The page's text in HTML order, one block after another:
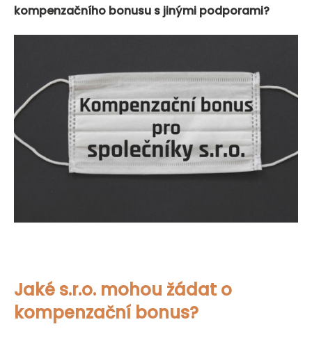
kompenzačního bonusu s jinými podporami?
Jaké s.r.o. mohou žádat o
kompenzační bonus?